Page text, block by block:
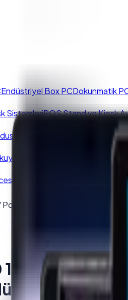
Endüstriyel Box PCDokunmatik
SistemleriPOS Stand ve Kiosk
Monitörler Müşteri
PosTürk H-1560 15.6''
Ekranlı